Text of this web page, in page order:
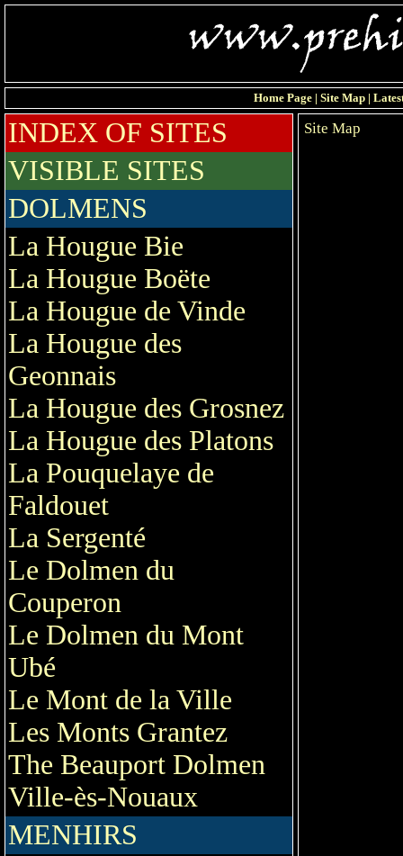
Home Page| Site Map|
INDEX OF SITES
VISIBLE SITES
DOLMENS
La Hougue Bie
La Hougue Boëte
La Hougue de Vinde
La Hougue des
Geonnais
La Hougue des Grosnez
La Hougue des Platons
La Pouquelaye de
Faldouet
La Sergenté
Le Dolmen du
Couperon
Le Dolmen du Mont
Ubé
Le Mont de la Ville
Les Monts Grantez
The Beauport Dolmen
Ville-ès-Nouaux
MENHIRS
Site Map